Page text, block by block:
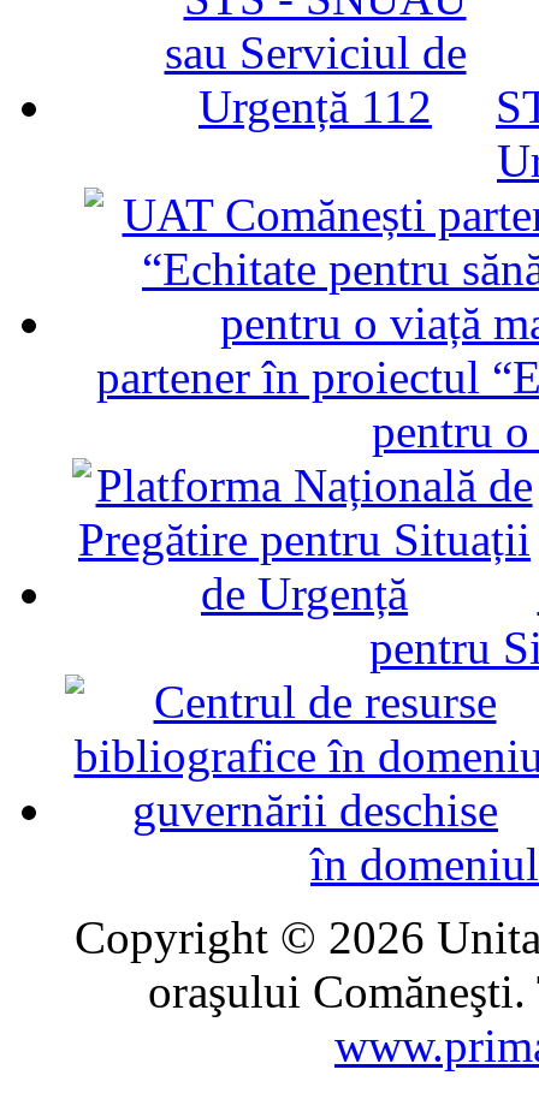
partener în proiectul
pentru
pentru
în
Copyright © 2026
oraşului